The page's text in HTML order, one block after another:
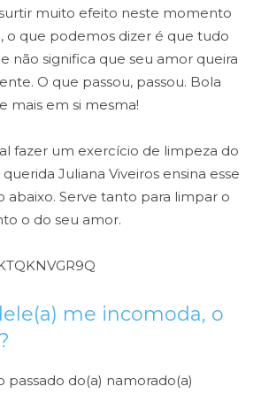
muito efeito neste momento
o que podemos dizer é que tudo
não significa que seu amor queira
O que passou, passou. Bola
mais em si mesma!
fazer um exercício de limpeza do
Juliana Viveiros ensina esse
abaixo. Serve tanto para limpar o
o do seu amor.
me incomoda, o
passado do(a) namorado(a)